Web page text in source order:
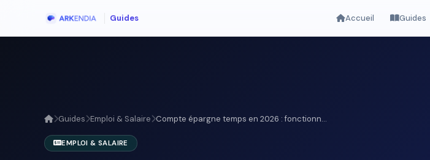
Guides Accueil Guides
Guides Emploi & Salaire Compte épargne temps en 2026 : fonctionn...
EMPLOI & SALAIRE